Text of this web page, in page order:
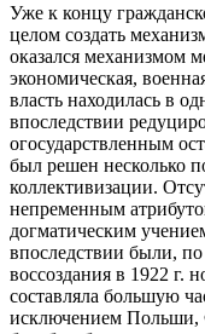
Уже к концу
целом создать
оказался механизмом
экономическая,
власть находилась в
впоследствии
огосударствленным
был решен несколько
коллективизации.
непременным
догматическим
впоследствии были,
воссоздания в 1922 г.
составляла большую
исключением Польши,